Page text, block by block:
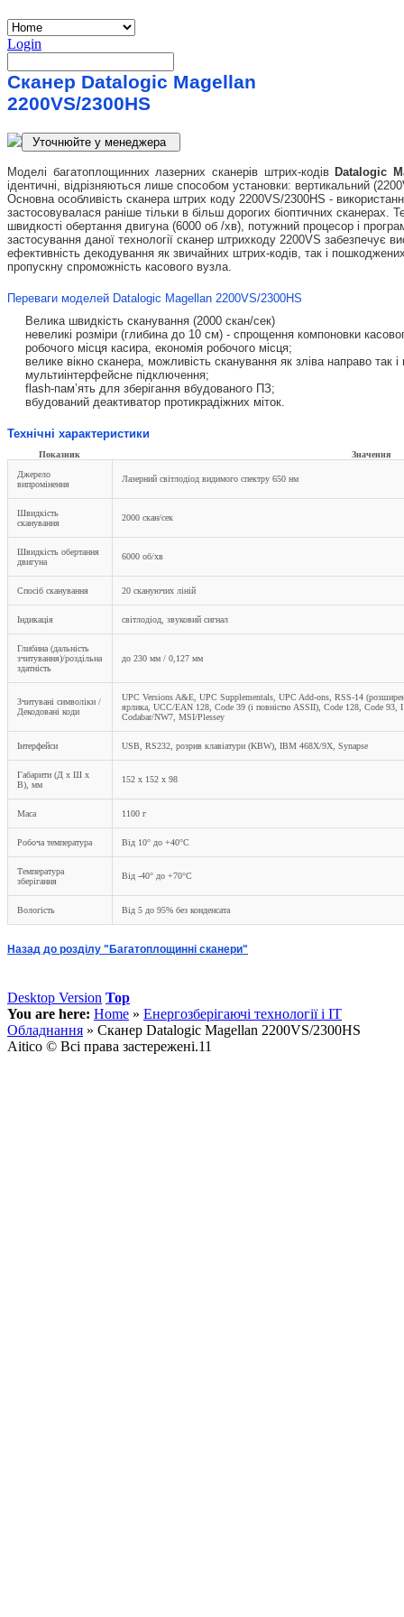
Login
Сканер Datalogic Magellan
2200VS/2300HS
Моделі багатоплощинних лазерних сканерів штрих-кодів Datalogic
ідентичні, відрізняються лише способом установки: вертикальний
Основна особливість сканера штрих коду 2200VS/2300НS -
застосовувалася раніше тільки в більш дорогих біоптичних сканерах.
швидкості обертання двигуна (6000 об /хв), потужний процесор і
застосування даної технології сканер штрихкоду 2200VS забезпечує
ефективність декодування як звичайних штрих-кодів, так і
пропускну спроможність касового вузла.
Переваги моделей Datalogic Magellan 2200VS/2300НS
Велика швидкість сканування (2000 скан/сек)
невеликі розміри (глибина до 10 см) - спрощення компоновки
робочого місця касира, економія робочого місця;
велике вікно сканера, можливість сканування як зліва направо так і
мультиінтерфейсне підключення;
flash-пам’ять для зберігання вбудованого ПЗ;
вбудований деактиватор протикрадіжних міток.
Технічні характеристики
Показник
Значення
Джерело
випромінення
Лазерний світлодіод видимого спектру 650 нм
Швидкість
сканування
2000 скан/сек
Швидкість обертання
двигуна
6000 об/хв
Спосіб сканування 20 скануючих ліній
Індикація світлодіод, звуковий сигнал
Глибина (дальність
зчитування)/роздільна
здатність
до 230 мм / 0,127 мм
Зчитувані символіки /
Декодовані коди
UPC Versions A&E, UPC Supplementals, UPC Add-ons, RSS-14
ярлика, UCC/EAN 128, Code 39 (і повністю ASSII), Code 128, Code 93,
Codabar/NW7, MSI/Plessey
Інтерфейси USB, RS232, розрив клавіатури (KBW), IBM 468X/9X, Synapse
Габарити (Д х Ш х
В), мм
152 х 152 х 98
Маса 1100 г
Робоча температура Від 10° до +40°C
Температура
зберігання
Від -40° до +70°C
Вологість Від 5 до 95% без конденсата
Назад до розділу "Багатоплощинні сканери"
Desktop Version Top
You are here: Home » Енергозберігаючі технології і IT
Обладнання » Сканер Datalogic Magellan 2200VS/2300HS
Aitico © Всі права застережені.11